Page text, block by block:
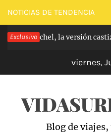
Saltar
al
contenido
NOTICIAS DE TENDENCIA
Exclusivo
Carabanchel, la versión
viernes,
Blog de